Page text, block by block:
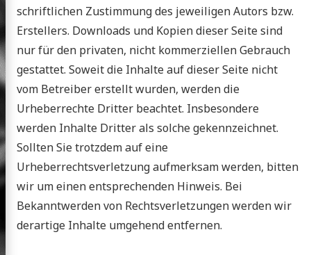
schriftlichen Zustimmung des jeweiligen Autors bzw.
Erstellers. Downloads und Kopien dieser Seite sind
nur für den privaten, nicht kommerziellen Gebrauch
gestattet. Soweit die Inhalte auf dieser Seite nicht
vom Betreiber erstellt wurden, werden die
Urheberrechte Dritter beachtet. Insbesondere
werden Inhalte Dritter als solche gekennzeichnet.
Sollten Sie trotzdem auf eine
Urheberrechtsverletzung aufmerksam werden, bitten
wir um einen entsprechenden Hinweis. Bei
Bekanntwerden von Rechtsverletzungen werden wir
derartige Inhalte umgehend entfernen.